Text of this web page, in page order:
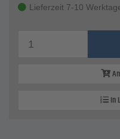
Lieferzeit 7-10
In